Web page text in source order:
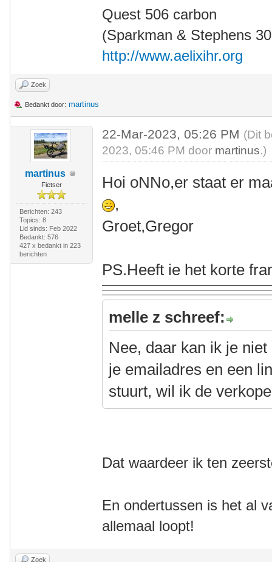
Quest 506 carbon
(Sparkman & Stephens
http://www.aelixihr.org
Zoek
Bedankt door: martinus
martinus
Fietser
Berichten: 243
Topics: 8
Lid sinds: Feb 2022
Bedankt: 576
427 x bedankt in 223
berichten
22-Mar-2023, 05:26 PM (Dit
2023, 05:46 PM door martinus.)
Hoi oNNo,er staat er
,
Groet,Gregor
PS.Heeft ie het korte
melle z schreef:
Nee, daar kan ik je
je emailadres en een
stuurt, wil ik de
Dat waardeer ik ten
En ondertussen is het al
allemaal loopt!
Zoek